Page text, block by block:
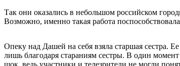
Так они оказались в небольшом российском
Возможно, именно такая работа
Опеку над Дашей на себя взяла старшая сестра.
лишь благодаря стараниям сестры. В один
шок, ведь участники и телезрители не могли